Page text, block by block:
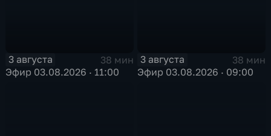
3 августа
38 мин
Эфир 03.08.2026 · 11:00
3 августа
38 мин
Эфир 03.08.2026 · 09:00